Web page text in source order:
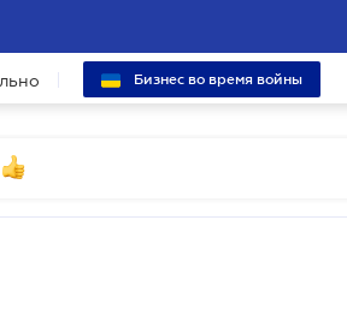
Бизнес во время войны